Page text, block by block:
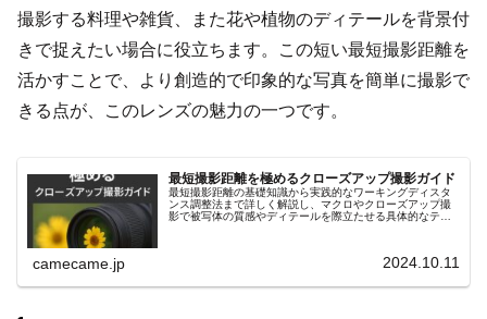
撮影する料理や雑貨、また花や植物のディテールを背景付
きで捉えたい場合に役立ちます。この短い最短撮影距離を
活かすことで、より創造的で印象的な写真を簡単に撮影で
きる点が、このレンズの魅力の一つです。
最短撮影距離を極めるクローズアップ撮影ガイド
最短撮影距離の基礎知識から実践的なワーキングディスタ
ンス調整法まで詳しく解説し、マクロやクローズアップ撮
影で被写体の質感やディテールを際立たせる具体的なテク
camecame.jp 2024.10.11